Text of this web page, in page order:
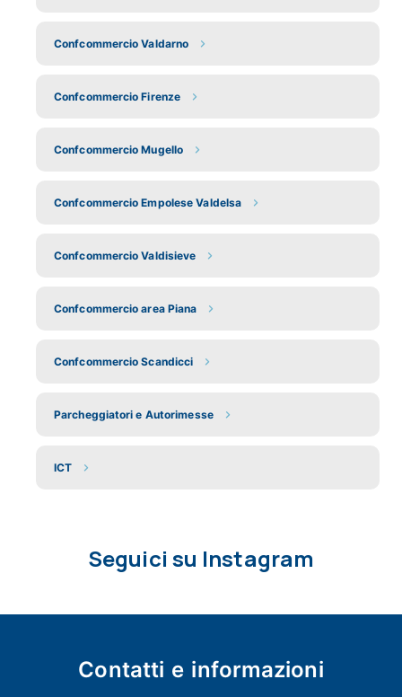
Confcommercio Valdarno
Confcommercio Firenze
Confcommercio Mugello
Confcommercio Empolese Valdelsa
Confcommercio Valdisieve
Confcommercio area Piana
Confcommercio Scandicci
Parcheggiatori e Autorimesse
ICT
Seguici su Instagram
Contatti e informazioni